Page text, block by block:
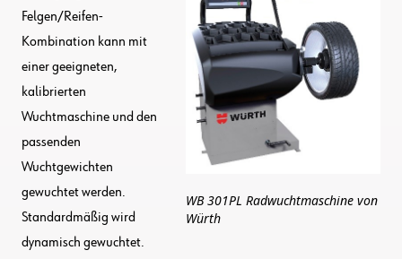
WB 301PL Radwuchtmaschine von
Würth
Felgen/Reifen-
Kombination kann mit
einer geeigneten,
kalibrierten
Wuchtmaschine und den
passenden
Wuchtgewichten
gewuchtet werden.
Standardmäßig wird
dynamisch gewuchtet.